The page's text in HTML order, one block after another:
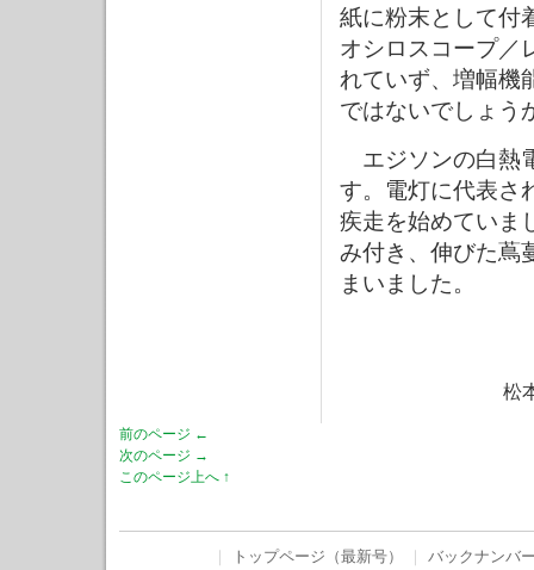
紙に粉末として付
オシロスコープ／
れていず、増幅機
ではないでしょう
エジソンの白熱
す。電灯に代表さ
疾走を始めていま
み付き、伸びた蔦
まいました。
松
前のページ ←
次のページ →
このページ上へ ↑
トップページ（最新号） バックナンバ